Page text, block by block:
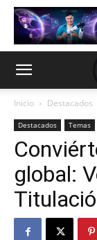
Inicio Destacados
Destacados Temas
global: